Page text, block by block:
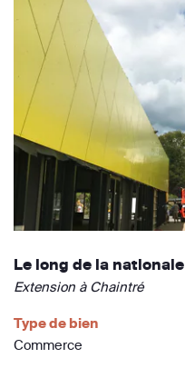
Le long de la nationale
Extension à Chaintré
Type de bien
Commerce